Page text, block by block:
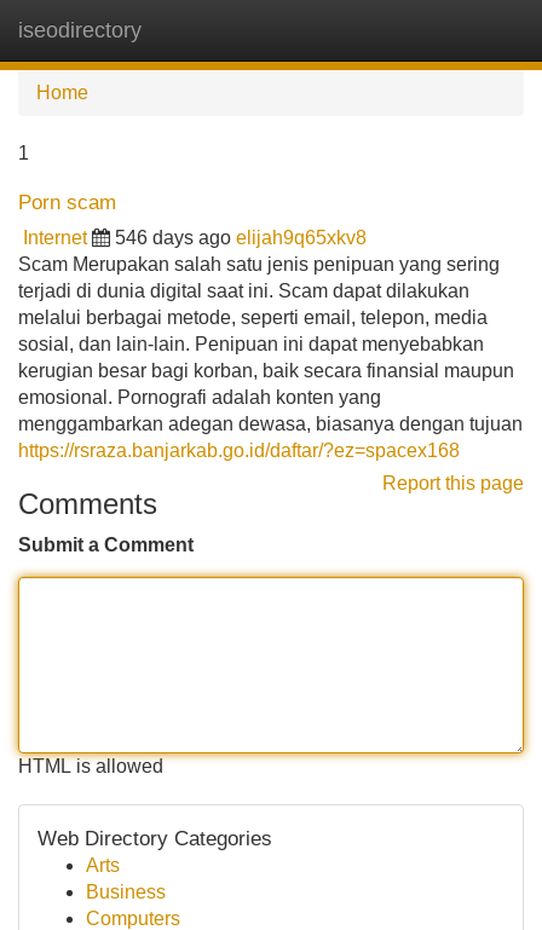
iseodirectory
Home
1
Porn scam
Internet 546 days ago elijah9q65xkv8
Scam Merupakan salah satu jenis penipuan yang sering
terjadi di dunia digital saat ini. Scam dapat dilakukan
melalui berbagai metode, seperti email, telepon, media
sosial, dan lain-lain. Penipuan ini dapat menyebabkan
kerugian besar bagi korban, baik secara finansial maupun
emosional. Pornografi adalah konten yang
menggambarkan adegan dewasa, biasanya dengan tujuan
https://rsraza.banjarkab.go.id/daftar/?ez=spacex168
Report this page
Comments
Submit a Comment
HTML is allowed
Web Directory Categories
Arts
Business
Computers